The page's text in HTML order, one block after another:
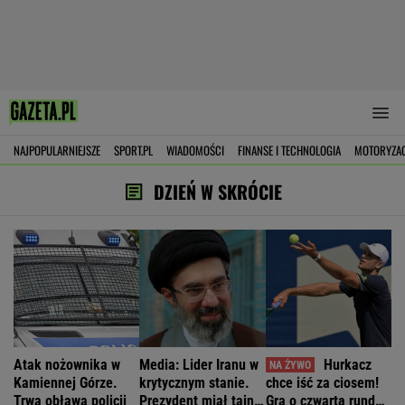
NAJPOPULARNIEJSZE SPORT.PL WIADOMOŚCI FINANSE I TECHNOLOGIA
DZIEŃ W SKRÓCIE
Atak nożownika w
Kamiennej Górze.
Trwa obława policji
Media: Lider Iranu w
krytycznym stanie.
Prezydent miał tajne
Hurkacz
chce iść za ciosem!
Gra o czwartą rundę